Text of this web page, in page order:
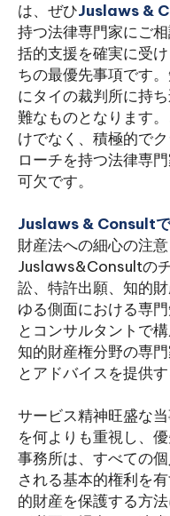
は、ぜひJuslaws &
持つ法律専門家にご
括的支援を確実に受
ちの最優先事項です
にタイの裁判所に持
難なものとなります
けでなく、積極的で
ローチを持つ法律専
可欠です。
Juslaws & Consult
財産法への細心の注
Juslaws&Consultの
訟、特許出願、知的
ゆる側面における専
とコンサルタントで
知的財産権分野の専
とアドバイスを提供
サービス精神旺盛な
を何よりも重視し、
事務所は、すべての
される基本的権利を
的財産を保護する方